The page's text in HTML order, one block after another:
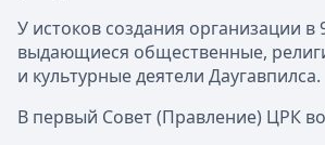
У истоков создания организации в
выдающиеся общественные,
и культурные деятели Даугавпилса.
В первый Совет (Правление) ЦРК